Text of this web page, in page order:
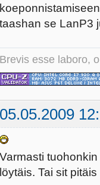
taashan se LanP3
Brevis esse laboro,
05.05.2009
Varmasti
löytäis. Tai sit